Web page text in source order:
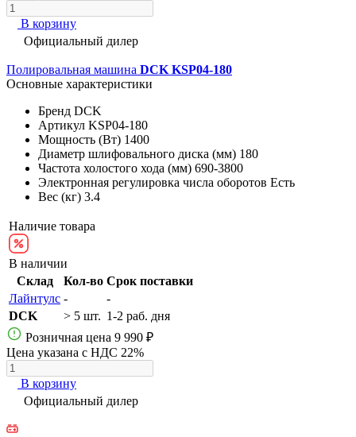
В корзину
Официальный дилер
Полировальная машина DCK KSP04-180
Основные характеристики
Бренд DCK
Артикул KSP04-180
Мощность (Вт) 1400
Диаметр шлифовального диска (мм) 180
Частота холостого хода (мм) 690-3800
Электронная регулировка числа оборотов Есть
Вес (кг) 3.4
Наличие товара
В наличии
Склад
Кол-во Срок поставки
Лайнтулс -
-
DCK
> 5 шт. 1-2 раб. дня
Розничная цена 9 990 ₽
Цена указана с НДС 22%
В корзину
Официальный дилер